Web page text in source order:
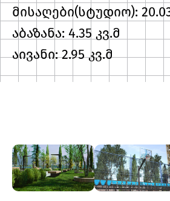
მისაღები(სტუდიო):
აბაზანა: 4.35 კვ.მ
აივანი: 2.95 კვ.მ